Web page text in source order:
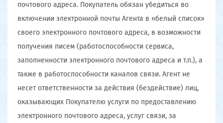
почтового адреса. Покупатель обязан убедиться во
включении электронной почты Агента в «белый список»
своего электронного почтового адреса, в возможности
получения писем (работоспособности сервиса,
заполненности электронного почтового адреса и т.п.), а
также в работоспособности каналов связи. Агент не
несет ответственности за действия (бездействие) лиц,
оказывающих Покупателю услуги по предоставлению
электронного почтового адреса, услуг связи, за